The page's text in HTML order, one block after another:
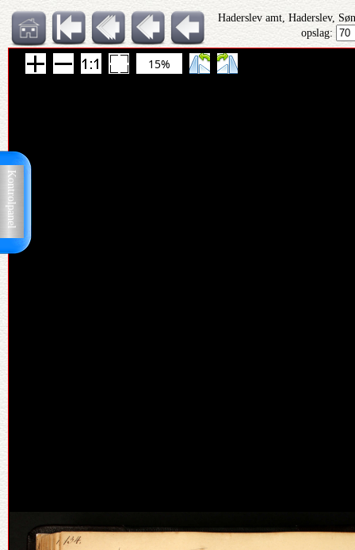
Kontrolpanel
Haderslev amt, Haderslev,
opslag:
15%